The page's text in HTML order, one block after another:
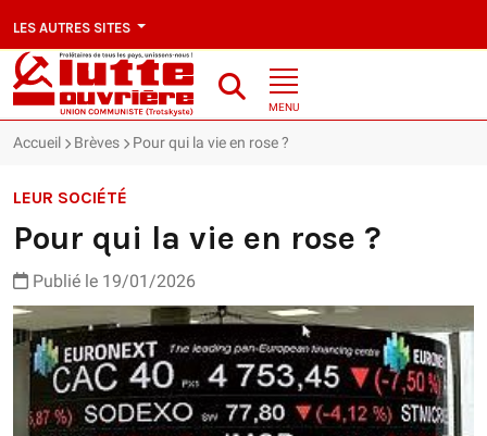
LES AUTRES SITES
MENU
Accueil Brèves Pour qui la vie en rose ?
LEUR SOCIÉTÉ
Pour qui la vie en rose ?
Publié le 19/01/2026